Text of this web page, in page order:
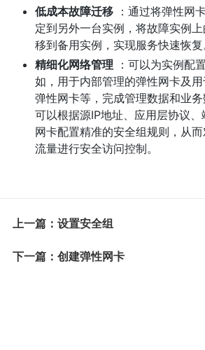
低成本故障迁移：通过将弹性网
定到另外一台实例，将故障实例
移到备用实例，实现服务快速恢复
精细化网络管理 ：可以为实例配
如，用于内部管理的弹性网卡及
弹性网卡等，完成管理数据和业
可以根据源IP地址、应用层协议
网卡配置精准的安全组规则，从
流量进行安全访问控制。
上一篇：设置安全组
下一篇：创建弹性网卡